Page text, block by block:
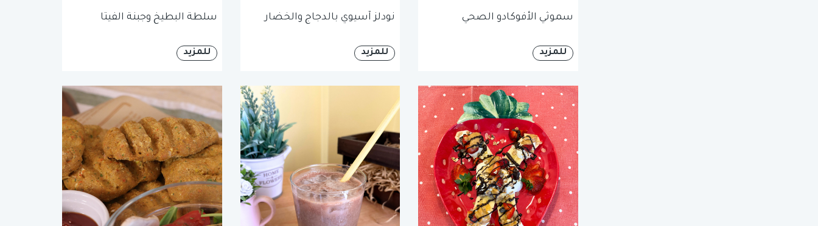
سموثي الأفوكادو الصحي
للمزيد
نودلز آسيوي بالدجاج والخضار
للمزيد
سلطة البطيخ وجبنة الفيتا
للمزيد